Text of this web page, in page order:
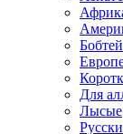
Для
Лысые